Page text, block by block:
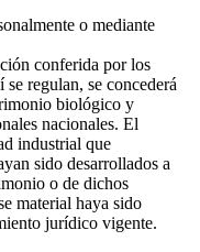
o mediante
conferida por los
regulan, se concederá
biológico y
nacionales. El
industrial que
sido desarrollados a
o de dichos
material haya sido
jurídico vigente.